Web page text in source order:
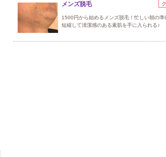
メンズ脱毛
1500円から始めるメンズ脱毛！忙しい朝の準
短縮して清潔感のある素肌を手に入られる♪